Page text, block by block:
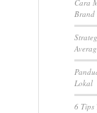
Cara
Brand
Lokal
6 Tips